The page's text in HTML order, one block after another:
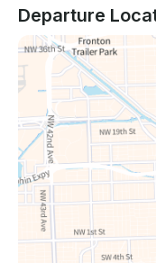
Departure